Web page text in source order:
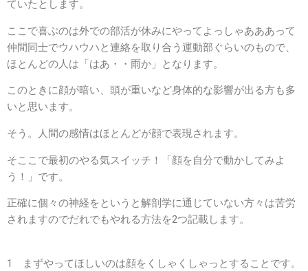
ていたとします。
ここで喜ぶのは外での部活が休みにやってよっしゃあああって
仲間同士でウハウハと連絡を取り合う運動部ぐらいのもので、
ほとんどの人は「はあ・・雨か」となります。
このときに顔が暗い、頭が重いなど身体的な影響が出る方も多
いと思います。
そう。人間の感情はほとんどが顔で表現されます。
そここで最初のやる気スイッチ！「顔を自分で動かしてみよ
う！」です。
正確に個々の神経をというと解剖学に通じていない方々は苦労
されますのでだれでもやれる方法を2つ記載します。
1 まずやってほしいのは顔をくしゃくしゃっとすることです。